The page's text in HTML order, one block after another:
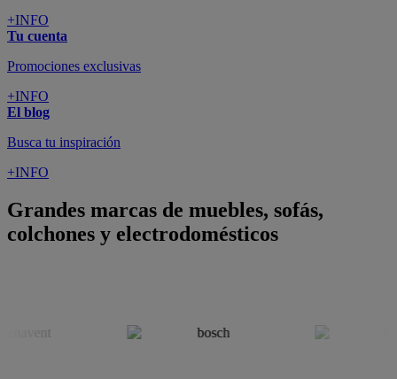
+INFO
Tu cuenta
Promociones exclusivas
+INFO
El blog
Busca tu inspiración
+INFO
Grandes marcas de muebles, sofás,
colchones y electrodomésticos